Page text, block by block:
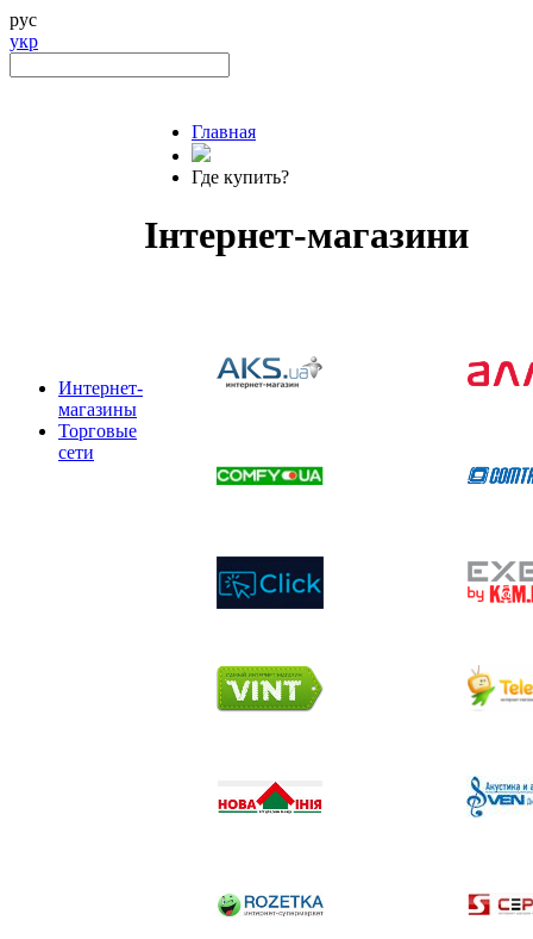
рус
укр
Интернет-
магазины
Торговые
сети
Главная
Где купить?
Інтернет-магазини